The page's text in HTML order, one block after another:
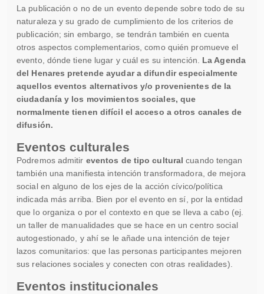
La publicación o no de un evento depende sobre todo de su
naturaleza y su grado de cumplimiento de los criterios de
publicación; sin embargo, se tendrán también en cuenta
otros aspectos complementarios, como quién promueve el
evento, dónde tiene lugar y cuál es su intención. La Agenda
del Henares pretende ayudar a difundir especialmente
aquellos eventos alternativos y/o provenientes de la
ciudadanía y los movimientos sociales, que
normalmente tienen difícil el acceso a otros canales de
difusión.
Eventos culturales
Podremos admitir eventos de tipo cultural cuando tengan
también una manifiesta intención transformadora, de mejora
social en alguno de los ejes de la acción cívico/política
indicada más arriba. Bien por el evento en sí, por la entidad
que lo organiza o por el contexto en que se lleva a cabo (ej.
un taller de manualidades que se hace en un centro social
autogestionado, y ahí se le añade una intención de tejer
lazos comunitarios: que las personas participantes mejoren
sus relaciones sociales y conecten con otras realidades).
Eventos institucionales